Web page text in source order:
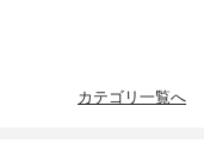
カテゴリ一覧へ